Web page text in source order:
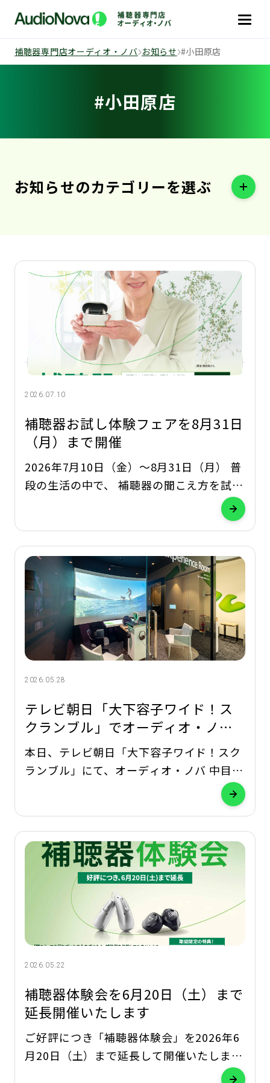
補聴器専門店オーディオ・ノバ お知らせ #小田原店
#小田原店
お知らせのカテゴリーを選ぶ
2026.07.10
補聴器お試し体験フェアを8月31日
（月）まで開催
2026年7月10日（金）～8月31日（月） 普
段の生活の中で、 補聴器の聞こえ方を試し
てみませんか？ 補聴器専門店オーディオ・
ノバでは、補聴器の試聴と 2週間の無料貸
を開催しています。 POINT 1 相談・試聴
は無料 聞こえのお悩みや生
2026.05.28
テレビ朝日「大下容子ワイド！ス
クランブル」でオーディオ・ノバ
中目黒店が紹介されました
本日、テレビ朝日「大下容子ワイド！スク
ランブル」にて、オーディオ・ノバ 中目黒
店をご紹介いただきました。 番組では、
聞こえにくさへの理解を深める取り組みと
験」や、ご家族が聞こえの状態を知ること
の大切さについて取り上げていただきまし
2026.05.22
補聴器体験会を6月20日（土）まで
延長開催いたします
ご好評につき「補聴器体験会」を2026年6
月20日（土）まで延長して開催いたしま
す。 「最近、聞き返しが増えた」 「テレ